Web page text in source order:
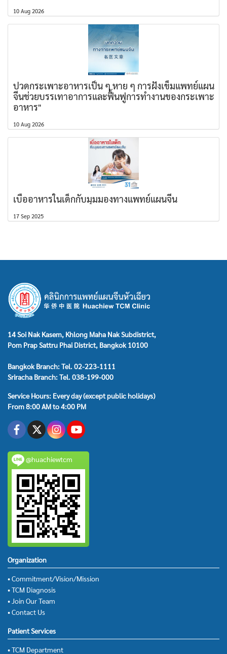
10 Aug 2026
ปวดกระเพาะอาหารเป็น ๆ หาย ๆ การฝังเข็มแพทย์แผน
จีนช่วยบรรเทาอาการและฟื้นฟูการทำงานของกระเพาะ
อาหาร"
10 Aug 2026
เบื่ออาหารในเด็กกับมุมมองทางแพทย์แผนจีน
17 Sep 2025
14 Soi Nak Kasem, Khlong Maha Nak Subdistrict,
Pom Prap Sattru Phai District, Bangkok 10100
Bangkok Branch: Tel. 02-223-1111
Sriracha Branch: Tel. 038-199-000
Service Hours: Every day (except public holidays)
From 8:00 AM to 4:00 PM
@huachiewtcm
Organization
• Commitment/Vision/Mission
• TCM Diagnosis
• Join Our Team
• Contact Us
Patient Services
• TCM Department